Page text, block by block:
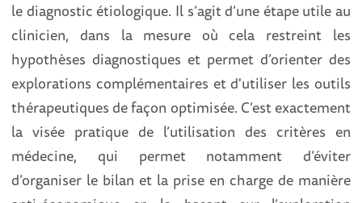
le diagnostic étiologique. Il s’agit d’une étape utile au
clinicien, dans la mesure où cela restreint les
hypothèses diagnostiques et permet d’orienter des
explorations complémentaires et d'utiliser les outils
thérapeutiques de façon optimisée. C’est exactement
la visée pratique de l’utilisation des critères en
médecine, qui permet notamment d’éviter
d’organiser le bilan et la prise en charge de manière